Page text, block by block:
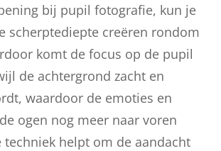
bij pupil fotografie, kun je
scherptediepte creëren rondom
komt de focus op de pupil
de achtergrond zacht en
waardoor de emoties en
ogen nog meer naar voren
techniek helpt om de aandacht